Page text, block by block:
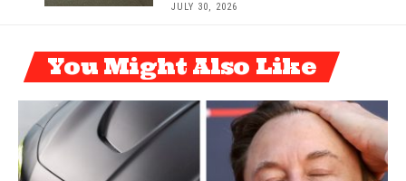
JULY 30, 2026
You Might Also Like